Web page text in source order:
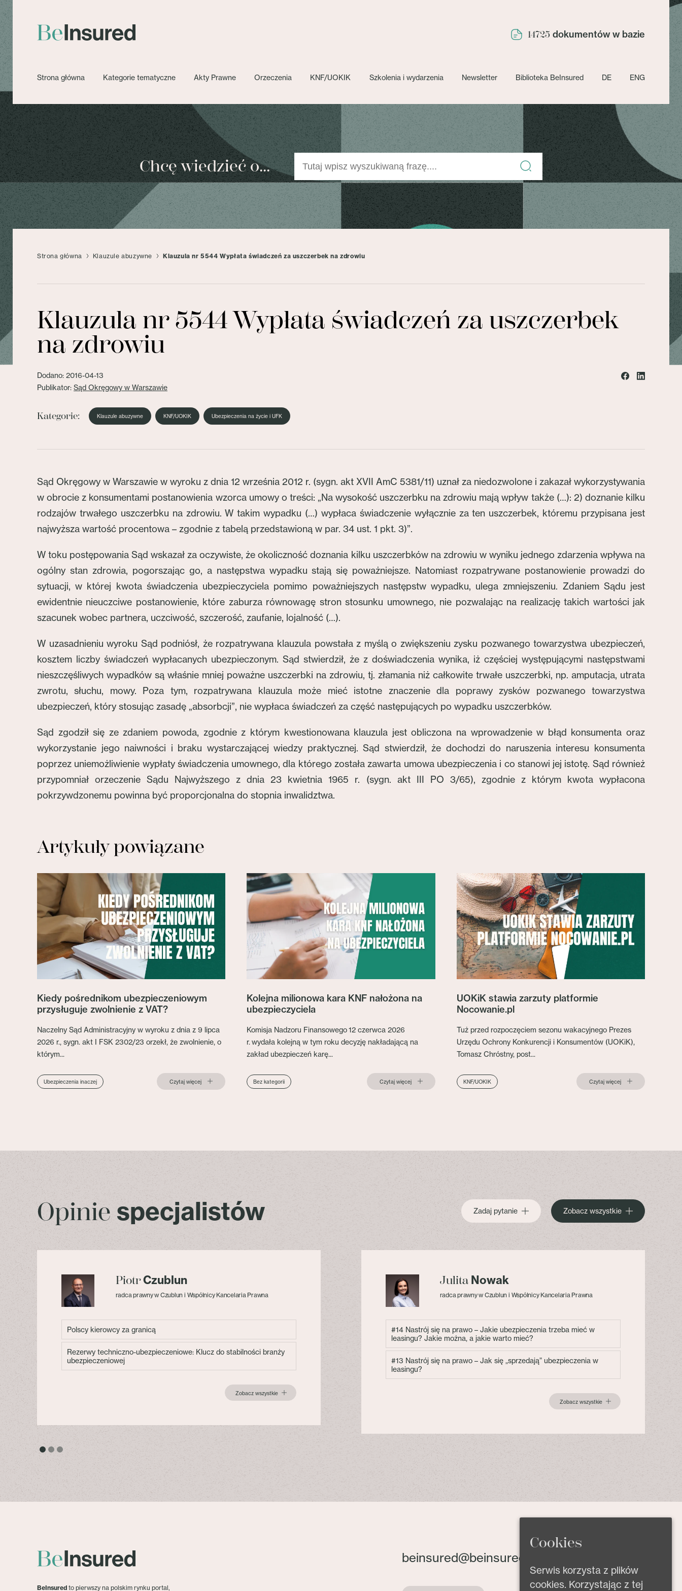
14725 dokumentów w bazie
Strona główna Kategorie tematyczne Akty Prawne Orzeczenia KNF/UOKIK Szkolenia i wydarzenia Newsletter Biblioteka BeInsured DE ENG
Chcę wiedzieć o...
Strona główna Klauzule abuzywne Klauzula nr 5544 Wypłata świadczeń za uszczerbek na zdrowiu
Klauzula nr 5544 Wypłata świadczeń za uszczerbek
na zdrowiu
Dodano: 2016-04-13
Publikator: Sąd Okręgowy w Warszawie
Kategorie: Klauzule abuzywne KNF/UOKIK Ubezpieczenia na życie i UFK
Sąd Okręgowy w Warszawie w wyroku z dnia 12 września 2012 r. (sygn. akt XVII AmC 5381/11) uznał za niedozwolone i zakazał wykorzystywania
w obrocie z konsumentami postanowienia wzorca umowy o treści: „Na wysokość uszczerbku na zdrowiu mają wpływ także (…): 2) doznanie kilku
rodzajów trwałego uszczerbku na zdrowiu. W takim wypadku (…) wypłaca świadczenie wyłącznie za ten uszczerbek, któremu przypisana jest
najwyższa wartość procentowa – zgodnie z tabelą przedstawioną w par. 34 ust. 1 pkt. 3)”.
W toku postępowania Sąd wskazał za oczywiste, że okoliczność doznania kilku uszczerbków na zdrowiu w wyniku jednego zdarzenia wpływa na
ogólny stan zdrowia, pogorszając go, a następstwa wypadku stają się poważniejsze. Natomiast rozpatrywane postanowienie prowadzi do
sytuacji, w której kwota świadczenia ubezpieczyciela pomimo poważniejszych następstw wypadku, ulega zmniejszeniu. Zdaniem Sądu jest
ewidentnie nieuczciwe postanowienie, które zaburza równowagę stron stosunku umownego, nie pozwalając na realizację takich wartości jak
szacunek wobec partnera, uczciwość, szczerość, zaufanie, lojalność (…).
W uzasadnieniu wyroku Sąd podniósł, że rozpatrywana klauzula powstała z myślą o zwiększeniu zysku pozwanego towarzystwa ubezpieczeń,
kosztem liczby świadczeń wypłacanych ubezpieczonym. Sąd stwierdził, że z doświadczenia wynika, iż częściej występującymi następstwami
nieszczęśliwych wypadków są właśnie mniej poważne uszczerbki na zdrowiu, tj. złamania niż całkowite trwałe uszczerbki, np. amputacja, utrata
zwrotu, słuchu, mowy. Poza tym, rozpatrywana klauzula może mieć istotne znaczenie dla poprawy zysków pozwanego towarzystwa
ubezpieczeń, który stosując zasadę „absorbcji”, nie wypłaca świadczeń za część następujących po wypadku uszczerbków.
Sąd zgodził się ze zdaniem powoda, zgodnie z którym kwestionowana klauzula jest obliczona na wprowadzenie w błąd konsumenta oraz
wykorzystanie jego naiwności i braku wystarczającej wiedzy praktycznej. Sąd stwierdził, że dochodzi do naruszenia interesu konsumenta
poprzez uniemożliwienie wypłaty świadczenia umownego, dla którego została zawarta umowa ubezpieczenia i co stanowi jej istotę. Sąd również
przypomniał orzeczenie Sądu Najwyższego z dnia 23 kwietnia 1965 r. (sygn. akt III PO 3/65), zgodnie z którym kwota wypłacona
pokrzywdzonemu powinna być proporcjonalna do stopnia inwalidztwa.
Artykuły powiązane
Kiedy pośrednikom ubezpieczeniowym
przysługuje zwolnienie z VAT?
Naczelny Sąd Administracyjny w wyroku z dnia z 9 lipca
2026 r., sygn. akt I FSK 2302/23 orzekł, że zwolnienie, o
którym...
Ubezpieczenia inaczej Czytaj więcej
Kolejna milionowa kara KNF nałożona na
ubezpieczyciela
Komisja Nadzoru Finansowego 12 czerwca 2026
r. wydała kolejną w tym roku decyzję nakładającą na
zakład ubezpieczeń karę...
Bez kategorii Czytaj więcej
UOKiK stawia zarzuty platformie
Nocowanie.pl
Tuż przed rozpoczęciem sezonu wakacyjnego Prezes
Urzędu Ochrony Konkurencji i Konsumentów (UOKiK),
Tomasz Chróstny, post...
KNF/UOKIK Czytaj więcej
Opinie specjalistów Zadaj pytanie Zobacz wszystkie
PiotrCzublun
radca prawny w Czublun i Wspólnicy Kancelaria Prawna
Polscy kierowcy za granicą
Rezerwy techniczno-ubezpieczeniowe: Klucz do stabilności branży
ubezpieczeniowej
Zobacz wszystkie
Julita Nowak
radca prawny w Czublun i Wspólnicy Kancelaria Prawna
#14 Nastrój się na prawo – Jakie ubezpieczenia trzeba mieć w
leasingu? Jakie można, a jakie warto mieć?
#13 Nastrój się na prawo – Jak się „sprzedają” ubezpieczenia w
leasingu?
Zobacz wszystkie
BeInsured to pierwszy na polskim rynku portal,
beinsured@beinsured.pl
Cookies
Serwis korzysta z plików
cookies. Korzystając z tej